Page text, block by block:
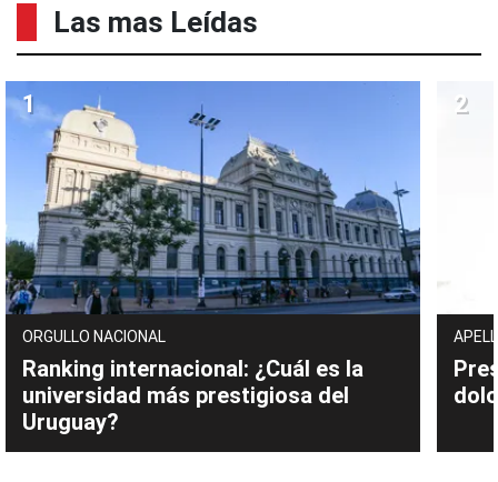
Las mas Leídas
ORGULLO NACIONAL
Ranking internacional: ¿Cuál es la
universidad más prestigiosa del
Uruguay?